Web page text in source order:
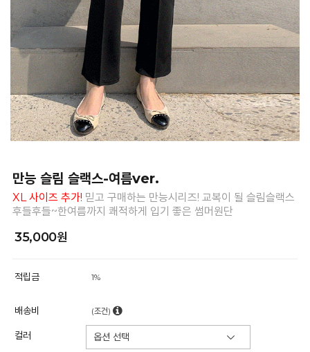
만능 슬림 슬랙스-여름ver.
XL 사이즈 추가! 믿고 구매하는 만능시리즈! 교복이 될 슬림슬랙스
후들후들~한여름까지 쾌적하게 입기 좋은 썸머원단
35,000원
적립금 1%
배송비 (조건)
컬러